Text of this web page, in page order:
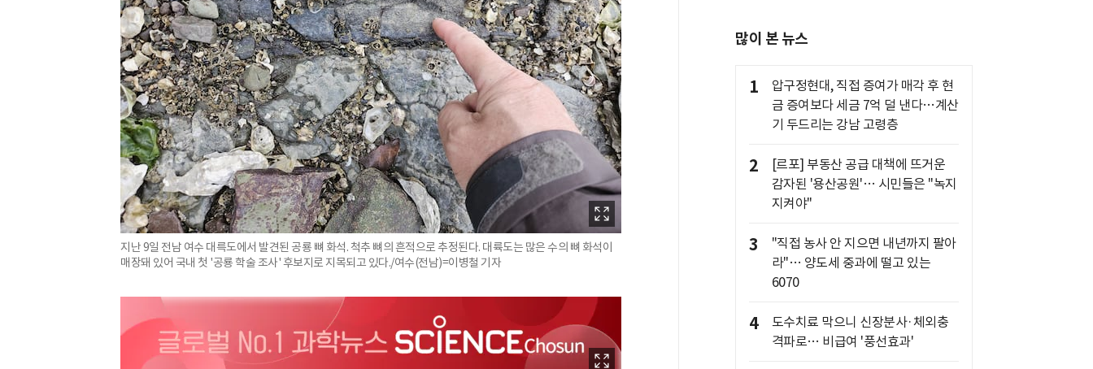
지난 9일 전남 여수 대륵도에서 발견된 공룡 뼈 화석. 척추 뼈의 흔적으로 추정된다. 대륙도는 많은 수의 뼈 화석이
매장돼 있어 국내 첫 '공룡 학술 조사' 후보지로 지목되고 있다./여수(전남)=이병철 기자
많이 본 뉴스
1
압구정현대, 직접 증여가 매각 후 현
금 증여보다 세금 7억 덜 낸다…계산
기 두드리는 강남 고령층
2
[르포] 부동산 공급 대책에 뜨거운
감자된 '용산공원'… 시민들은 "녹지
지켜야"
3
"직접 농사 안 지으면 내년까지 팔아
라"… 양도세 중과에 떨고 있는
6070
4
도수치료 막으니 신장분사·체외충
격파로… 비급여 '풍선효과'